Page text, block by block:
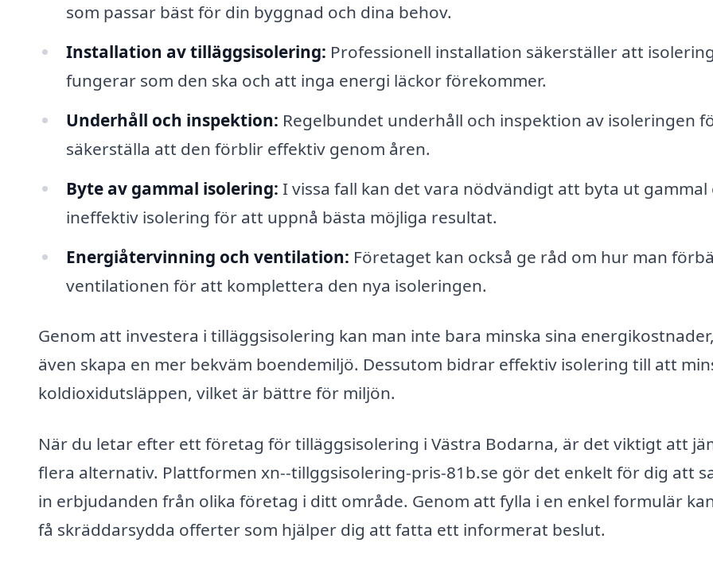
som passar bäst för din byggnad och dina behov.
Installation av tilläggsisolering: Professionell installation säkerställer att
fungerar som den ska och att inga energi läckor förekommer.
Underhåll och inspektion: Regelbundet underhåll och inspektion av isoleringen
säkerställa att den förblir effektiv genom åren.
Byte av gammal isolering: I vissa fall kan det vara nödvändigt att byta ut gammal
ineffektiv isolering för att uppnå bästa möjliga resultat.
Energiåtervinning och ventilation: Företaget kan också ge råd om hur man
ventilationen för att komplettera den nya isoleringen.
Genom att investera i tilläggsisolering kan man inte bara minska sina
även skapa en mer bekväm boendemiljö. Dessutom bidrar effektiv isolering till att
koldioxidutsläppen, vilket är bättre för miljön.
När du letar efter ett företag för tilläggsisolering i Västra Bodarna, är det viktigt att
flera alternativ. Plattformen xn--tillggsisolering-pris-81b.se gör det enkelt för dig att
in erbjudanden från olika företag i ditt område. Genom att fylla i en enkel formulär
få skräddarsydda offerter som hjälper dig att fatta ett informerat beslut.